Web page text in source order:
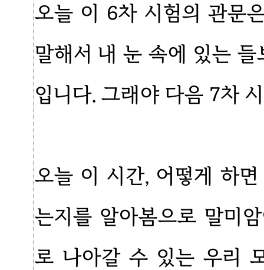
오늘 이 6차 시험의 관문
말해서 내 눈 속에 있는
입니다. 그래야 다음 7차
오늘 이 시간, 어떻게 하
는지를 알아봄으로 말미
로 나아갈 수 있는 우리